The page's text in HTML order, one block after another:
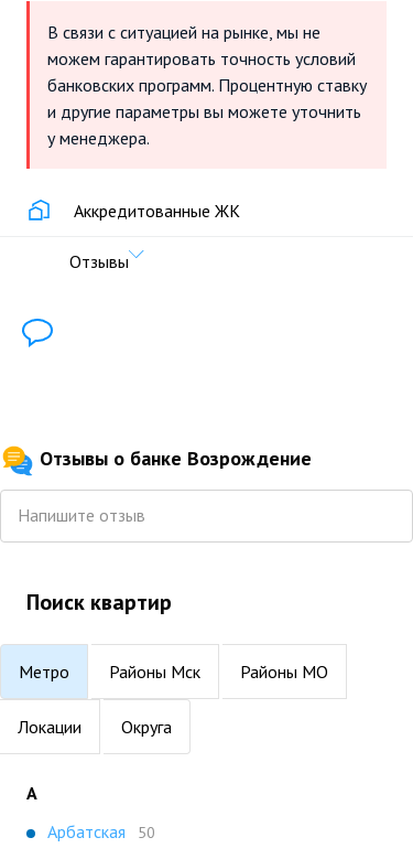
В связи с ситуацией на рынке, мы не
можем гарантировать точность условий
банковских программ. Процентную ставку
и другие параметры вы можете уточнить
у менеджера.
Аккредитованные ЖК
Отзывы
Отзывы о банке Возрождение
Напишите отзыв
Поиск квартир
Метро Районы Мск Районы МО
Локации Округа
А
Арбатская
50